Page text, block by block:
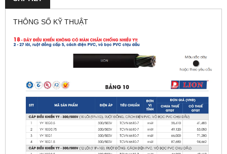
THÔNG SỐ KỸ THUẬT